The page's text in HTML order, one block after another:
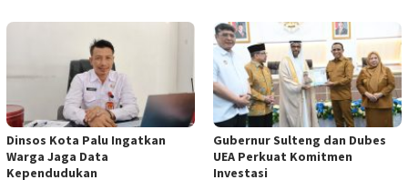
Dinsos Kota Palu Ingatkan
Warga Jaga Data
Kependudukan
Gubernur Sulteng dan Dubes
UEA Perkuat Komitmen
Investasi